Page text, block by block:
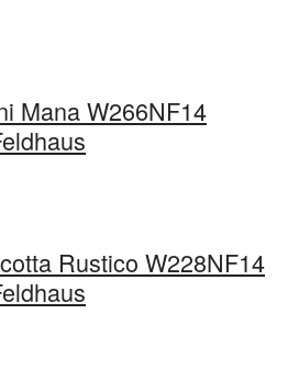
Mana W266NF14
Rustico W228NF14